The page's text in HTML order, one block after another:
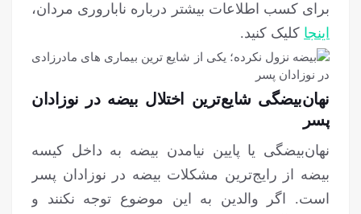
برای کسب اطلاعات بیشتر درباره ناباروری مردان،
اینجا کلیک کنید.
نهان‌بیضگی شایع‌ترین اختلال بیضه در نوزادان
پسر
نهان‌بیضگی یا پایین نیامدن بیضه به داخل کیسه
بیضه از رایج‌ترین مشکلات بیضه در نوزادان پسر
است. اگر والدین به این موضوع توجه نکنند و